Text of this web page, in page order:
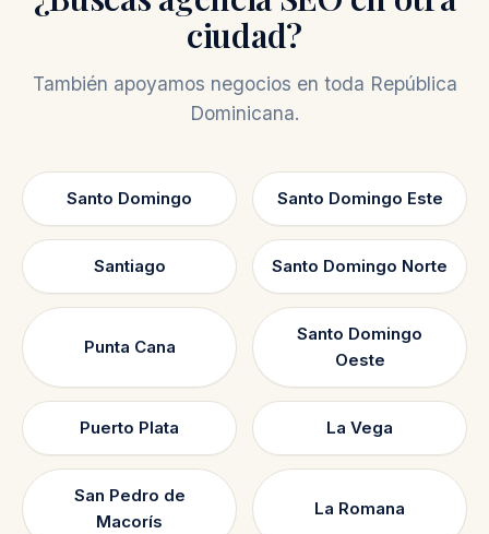
ciudad?
También apoyamos negocios en toda República
Dominicana.
Santo Domingo Santo Domingo Este
Santiago Santo Domingo Norte
Punta Cana
Santo Domingo
Oeste
Puerto Plata La Vega
San Pedro de
Macorís
La Romana